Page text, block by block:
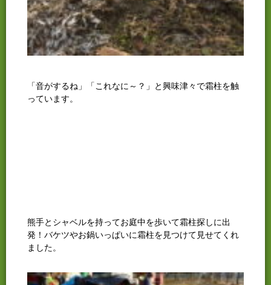
「音がするね」「これなに～？」と興味津々で霜柱を触
っています。
熊手とシャベルを持ってお庭中を歩いて霜柱探しに出
発！バケツやお鍋いっぱいに霜柱を見つけて見せてくれ
ました。